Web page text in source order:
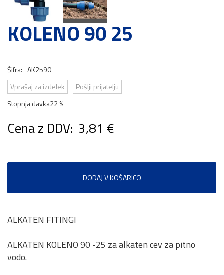
KOLENO 90 25
Šifra: AK2590
Vprašaj za izdelek
Pošlji prijatelju
Stopnja davka22 %
Cena z DDV: 3,81 €
DODAJ V KOŠARICO
ALKATEN FITINGI
ALKATEN KOLENO 90 -25 za alkaten cev za pitno
vodo.